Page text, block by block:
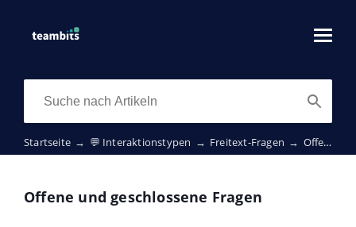
Startseite → 💬 Interaktionstypen → Freitext-Fragen → Offene und geschlossene Fragen
Offene und geschlossene Fragen